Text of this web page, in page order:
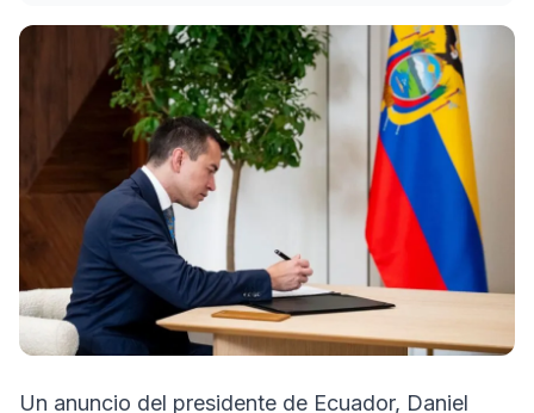
Un anuncio del presidente de Ecuador, Daniel